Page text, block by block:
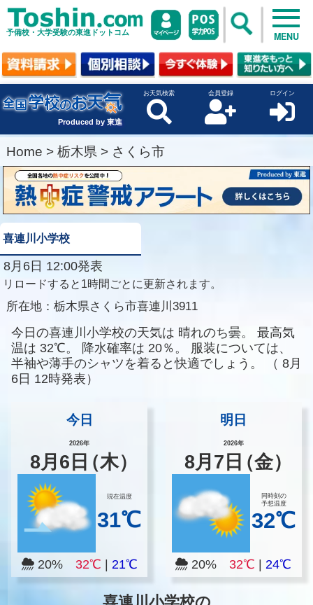
予備校・大学受験の東進ドットコム MENU
Produced by 東進
お天気検索 会員登録 ログイン
Home > 栃木県 > さくら市
喜連川小学校
8月6日 12:00発表
リロードすると1時間ごとに更新されます。
所在地： 栃木県さくら市喜連川3911
今日の喜連川小学校の天気は 晴れのち曇。
最高気
温は 32℃。 降水確率は 20％。
服装については、
半袖や薄手のシャツを着ると快適でしょう。
（ 8月
6日 12時発表）
今日
2026年
8月 6 日（木）
現在温度
31℃
20% 32℃ 21℃
明日
2026年
8月 7 日（金）
同時刻の
予想温度
32℃
20%32℃ |24℃